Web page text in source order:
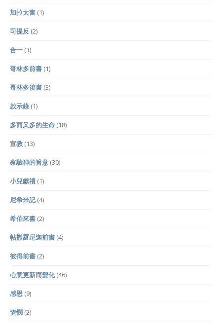
加拉太書 (1)
司提反 (2)
合一 (3)
哥林多前書 (1)
哥林多後書 (3)
啟示錄 (1)
多而又多的生命 (18)
宣教 (13)
察驗神的旨意 (30)
小兒獻禮 (1)
尼希米記(4)
希伯來書 (2)
帖撒羅尼迦前書 (4)
彼得前書 (2)
心意更新而變化(46)
感恩 (9)
憐憫 (2)